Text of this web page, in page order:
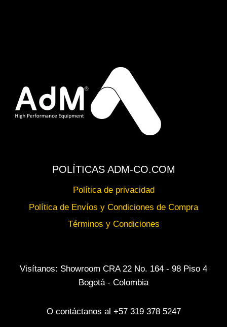
POLÍTICAS ADM-CO.COM
Política de privacidad
Política de Envíos y Condiciones de Compra
Términos y Condiciones
Visítanos: Showroom CRA 22 No. 164 - 98 Piso 4
Bogotá - Colombia
O contáctanos al +57 319 378 5247